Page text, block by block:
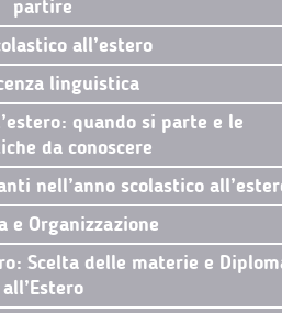
partire
all’estero
linguistica
quando si parte e le
da conoscere
nell’anno scolastico
e Organizzazione
Scelta delle materie e
all’Estero